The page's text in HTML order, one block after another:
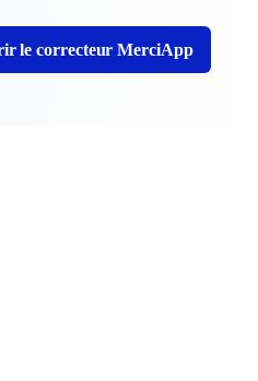
le correcteur MerciApp